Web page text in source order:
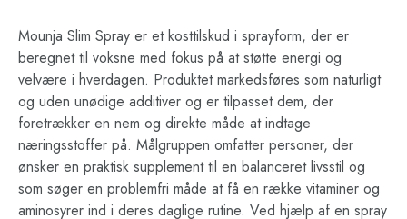
Mounja Slim Spray er et kosttilskud i sprayform, der er
beregnet til voksne med fokus på at støtte energi og
velvære i hverdagen. Produktet markedsføres som naturligt
og uden unødige additiver og er tilpasset dem, der
foretrækker en nem og direkte måde at indtage
næringsstoffer på. Målgruppen omfatter personer, der
ønsker en praktisk supplement til en balanceret livsstil og
som søger en problemfri måde at få en række vitaminer og
aminosyrer ind i deres daglige rutine. Ved hjælp af en spray